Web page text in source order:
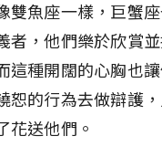
雙魚座一樣，巨蟹
者，他們樂於欣賞
這種開闊的心胸也
恕的行為去做辯護
花送他們。